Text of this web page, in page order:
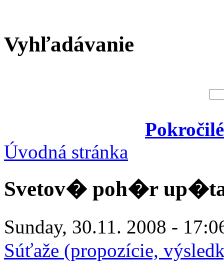
Vyhľadávanie
Úvodná stránka
Svetov� poh�r
Sunday, 30.11. 2008 -
Súťaže (propozície,